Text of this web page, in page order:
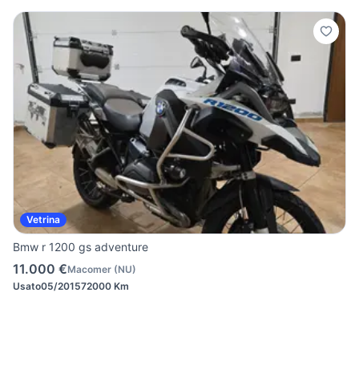
Vetrina
Bmw r 1200 gs adventure
11.000 €Macomer (NU)
Usato05/201572000 Km